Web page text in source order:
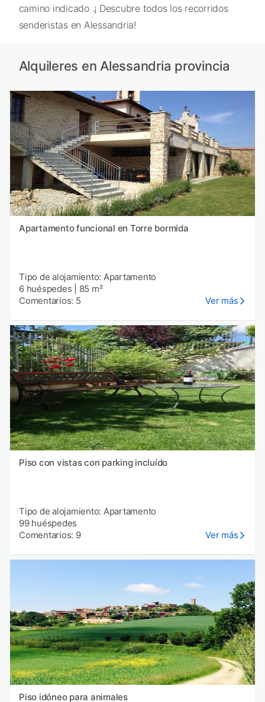
camino indicado .¡ Descubre todos los recorridos
senderistas en Alessandria!
Alquileres en Alessandria provincia
Apartamento funcional en Torre bormida
Tipo de alojamiento: Apartamento
6 huéspedes
85 m²
Comentarios: 5
Ver más
Piso con vistas con parking incluído
Tipo de alojamiento: Apartamento
99 huéspedes
Comentarios: 9
Ver más
Piso idóneo para animales